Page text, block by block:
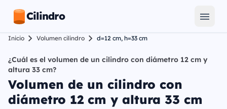
Cilindro
Inicio Volumen cilindro d=12 cm, h=33 cm
¿Cuál es el volumen de un cilindro con diámetro 12 cm y
altura 33 cm?
Volumen de un cilindro con
diámetro 12 cm y altura 33 cm